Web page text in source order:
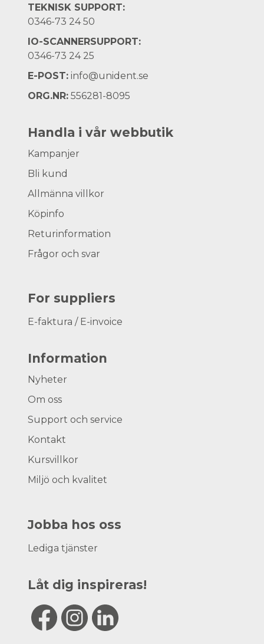
TEKNISK SUPPORT:
0346-73 24 50
IO-SCANNERSUPPORT:
0346-73 24 25
E-POST: info@unident.se
ORG.NR: 556281-8095
Handla i vår webbutik
Kampanjer
Bli kund
Allmänna villkor
Köpinfo
Returinformation
Frågor och svar
For suppliers
E-faktura / E-invoice
Information
Nyheter
Om oss
Support och service
Kontakt
Kursvillkor
Miljö och kvalitet
Jobba hos oss
Lediga tjänster
Låt dig inspireras!